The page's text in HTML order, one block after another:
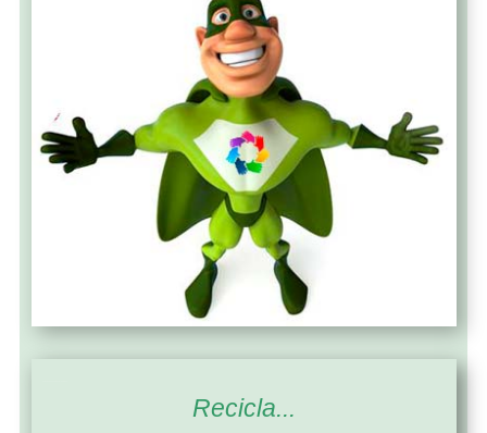
Recicla...